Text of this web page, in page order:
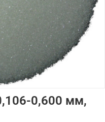
0,600 мм,